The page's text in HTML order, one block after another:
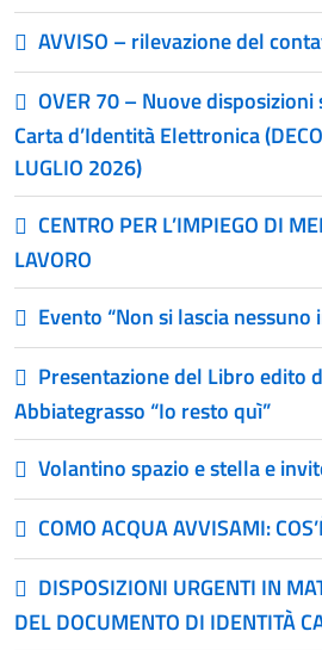
AVVISO – rilevazione del
OVER 70 – Nuove
Carta d’Identità Elettronica
LUGLIO 2026)
CENTRO PER L’IMPIEGO DI
LAVORO
Evento “Non si lascia nessuno
Presentazione del Libro edito
Abbiategrasso “Io resto quì”
Volantino spazio e stella e
COMO ACQUA AVVISAMI:
DISPOSIZIONI URGENTI IN
DEL DOCUMENTO DI IDENTITÀ